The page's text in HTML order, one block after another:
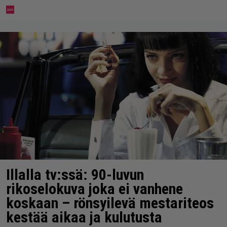
Illalla tv:ssä: 90-luvun
rikoselokuva joka ei vanhene
koskaan – rönsyilevä mestariteos
kestää aikaa ja kulutusta